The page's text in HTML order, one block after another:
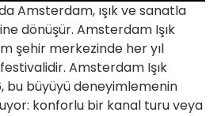
Amsterdam, ışık ve sanatla
dönüşür. Amsterdam Işık
şehir merkezinde her yıl
Amsterdam Işık
bu büyüyü deneyimlemenin
konforlu bir kanal turu veya